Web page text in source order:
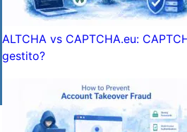
ALTCHA vs CAPTCHA.eu:
gestito?